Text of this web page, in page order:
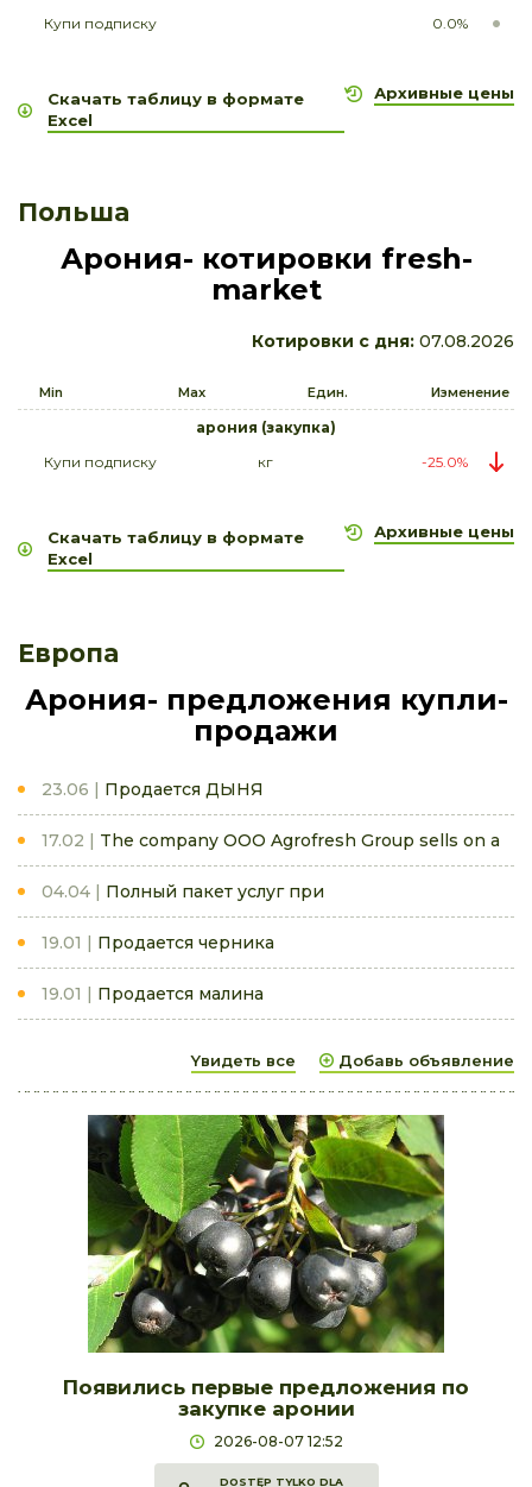
Купи подписку
0.0%
Архивные цены
Скачать таблицу в формате
Excel
Польша
Арония- котировки fresh-
market
Котировки с дня: 07.08.2026
Min Max Един. Изменение
арония (закупка)
Купи подписку
кг -25.0%
Архивные цены
Скачать таблицу в формате
Excel
Европа
Арония- предложения купли-
продажи
23.06 Продается ДЫНЯ
17.02 The company OOO Agrofresh Group sells on a
04.04 Полный пакет услуг при
19.01 Продается черника
19.01 Продается малина
Yвидеть все Добавь объявление
Появились первые предложения по
закупке аронии
2026-08-07 12:52
DOSTĘP TYLKO DLA